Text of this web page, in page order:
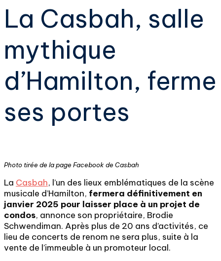
La Casbah, salle
mythique
d’Hamilton, ferme
ses portes
Photo tirée de la page Facebook de Casbah
La Casbah, l’un des lieux emblématiques de la scène
musicale d’Hamilton, fermera définitivement en
janvier 2025 pour laisser place à un projet de
condos, annonce son propriétaire, Brodie
Schwendiman. Après plus de 20 ans d’activités, ce
lieu de concerts de renom ne sera plus, suite à la
vente de l’immeuble à un promoteur local.